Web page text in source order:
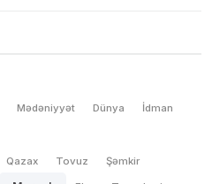
Mədəniyyət Dünya İdman
Qazax Tovuz Şəmkir